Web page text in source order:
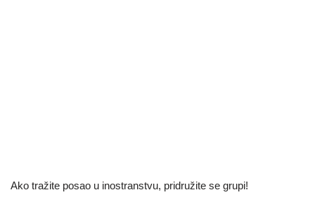
Ako tražite posao u inostranstvu, pridružite se grupi!